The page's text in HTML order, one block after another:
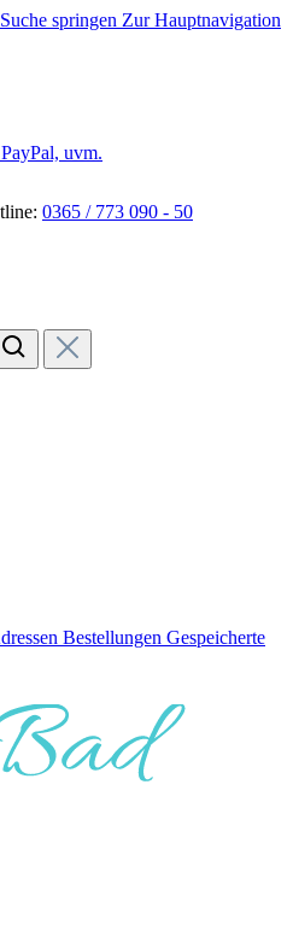
springen Zur Hauptnavigation
uvm.
0365 / 773 090 - 50
Bestellungen Gespeicherte